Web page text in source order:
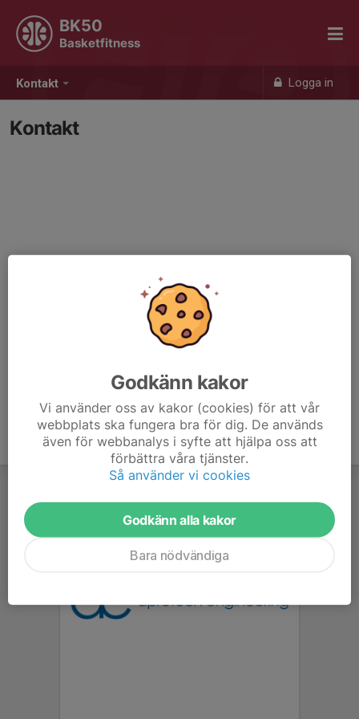
Kontakt Logga in
BK50
Basketfitness
Kontakt
Godkänn kakor
Vi använder oss av kakor (cookies) för att vår
webbplats ska fungera bra för dig. De används
även för webbanalys i syfte att hjälpa oss att
förbättra våra tjänster.
Så använder vi cookies
Godkänn alla kakor
Bara nödvändiga